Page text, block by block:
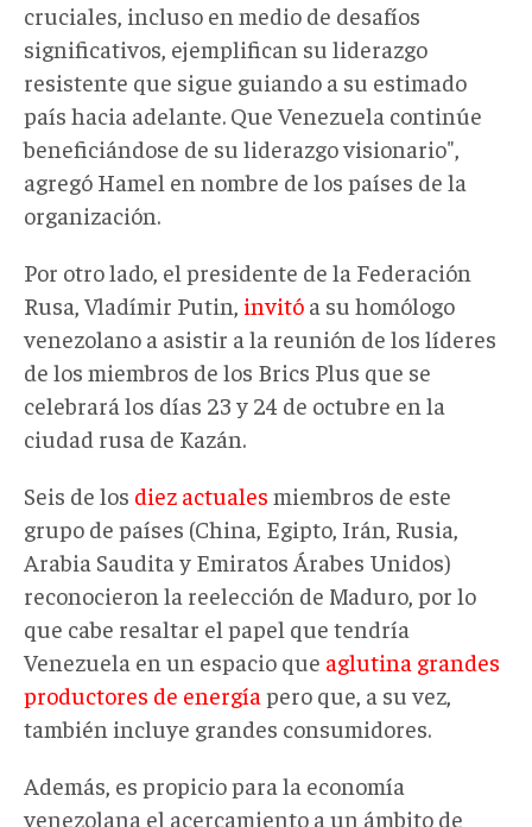
cruciales, incluso en medio de desafíos
significativos, ejemplifican su liderazgo
resistente que sigue guiando a su estimado
país hacia adelante. Que Venezuela continúe
beneficiándose de su liderazgo visionario",
agregó Hamel en nombre de los países de la
organización.
Por otro lado, el presidente de la Federación
Rusa, Vladímir Putin, invitó a su homólogo
venezolano a asistir a la reunión de los líderes
de los miembros de los Brics Plus que se
celebrará los días 23 y 24 de octubre en la
ciudad rusa de Kazán.
Seis de los diez actuales miembros de este
grupo de países (China, Egipto, Irán, Rusia,
Arabia Saudita y Emiratos Árabes Unidos)
reconocieron la reelección de Maduro, por lo
que cabe resaltar el papel que tendría
Venezuela en un espacio que aglutina grandes
productores de energía pero que, a su vez,
también incluye grandes consumidores.
Además, es propicio para la economía
venezolana el acercamiento a un ámbito de